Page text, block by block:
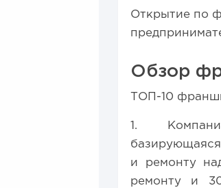
Открытие по
Обзор
ТОП-10
1.
и ремонту
ремонту и